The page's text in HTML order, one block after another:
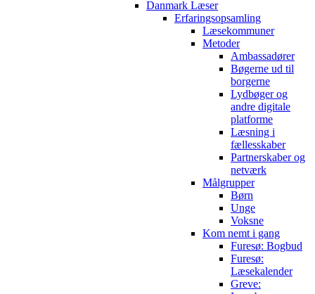
Danmark Læser
Erfaringsopsamling
Læsekommuner
Metoder
Ambassadører
Bøgerne ud til
borgerne
Lydbøger og
andre digitale
platforme
Læsning i
fællesskaber
Partnerskaber og
netværk
Målgrupper
Børn
Unge
Voksne
Kom nemt i gang
Furesø: Bogbud
Furesø:
Læsekalender
Greve: